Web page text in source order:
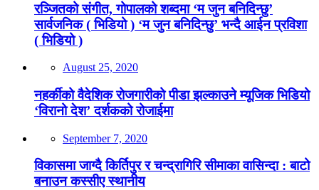
रञ्जितको संगीत, गोपालको शब्दमा ‘म जुन बनिदिन्छु’
सार्वजनिक ( भिडियो ) ‘म जुन बनिदिन्छु’ भन्दै आईन प्रविशा
( भिडियो )
August 25, 2020
नहर्कीको वैदेशिक रोजगारीको पीडा झल्काउने म्यूजिक भिडियो
‘विरानो देश’ दर्शकको रोजाईमा
September 7, 2020
विकासमा जाग्दै किर्तिपुर र चन्द्रागिरि सीमाका वासिन्दा : बाटो
बनाउन कस्सीए स्थानीय